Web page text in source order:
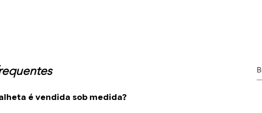
é vendida sob medida?